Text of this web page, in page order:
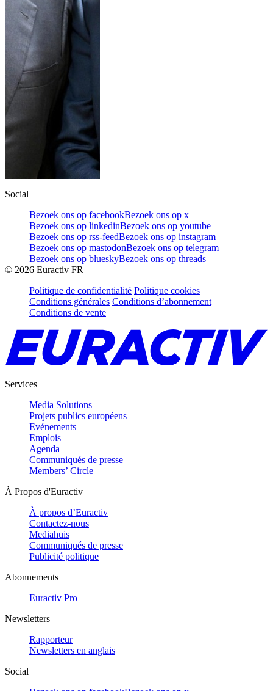
Social
Bezoek ons op facebookBezoek ons op x
Bezoek ons op linkedinBezoek ons op youtube
Bezoek ons op rss-feedBezoek ons op instagram
Bezoek ons op mastodonBezoek ons op telegram
Bezoek ons op blueskyBezoek ons op threads
© 2026 Euractiv FR
Politique de confidentialité Politique cookies
Conditions générales Conditions d’abonnement
Conditions de vente
Services
Media Solutions
Projets publics européens
Evénements
Emplois
Agenda
Communiqués de presse
Members’ Circle
À Propos d'Euractiv
À propos d’Euractiv
Contactez-nous
Mediahuis
Communiqués de presse
Publicité politique
Abonnements
Euractiv Pro
Newsletters
Rapporteur
Newsletters en anglais
Social